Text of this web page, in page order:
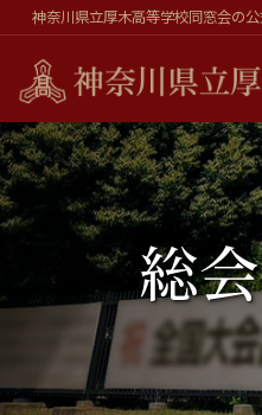
ツ
へ
ス
プ
シ
ョ
ン
動
神奈川県立厚木高等学校同窓会の
総